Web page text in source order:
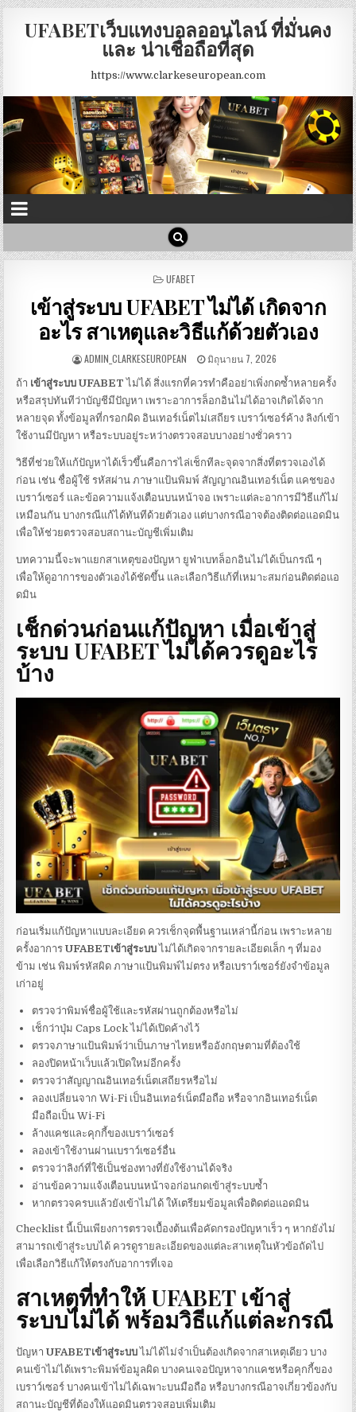
UFABETเว็บแทงบอลออนไลน์ ที่มั่นคง
และ น่าเชื่อถือที่สุด
https://www.clarkeseuropean.com
POSTED
UFABET
เข้าสู่ระบบ UFABET ไม่ได้ เกิดจาก
อะไร สาเหตุและวิธีแก้ด้วยตัวเอง
ADMIN_CLARKESEUROPEAN มิถุนายน 7, 2026
ถ้า เข้าสู่ระบบ UFABET ไม่ได้ สิ่งแรกที่ควรทำคืออย่าเพิ่งกดซ้ำหลายครั้ง
หรือสรุปทันทีว่าบัญชีมีปัญหา เพราะอาการล็อกอินไม่ได้อาจเกิดได้จาก
หลายจุด ทั้งข้อมูลที่กรอกผิด อินเทอร์เน็ตไม่เสถียร เบราว์เซอร์ค้าง ลิงก์เข้า
ใช้งานมีปัญหา หรือระบบอยู่ระหว่างตรวจสอบบางอย่างชั่วคราว
วิธีที่ช่วยให้แก้ปัญหาได้เร็วขึ้นคือการไล่เช็กทีละจุดจากสิ่งที่ตรวจเองได้
ก่อน เช่น ชื่อผู้ใช้ รหัสผ่าน ภาษาแป้นพิมพ์ สัญญาณอินเทอร์เน็ต แคชของ
เบราว์เซอร์ และข้อความแจ้งเตือนบนหน้าจอ เพราะแต่ละอาการมีวิธีแก้ไม่
เหมือนกัน บางกรณีแก้ได้ทันทีด้วยตัวเอง แต่บางกรณีอาจต้องติดต่อแอดมิน
เพื่อให้ช่วยตรวจสอบสถานะบัญชีเพิ่มเติม
บทความนี้จะพาแยกสาเหตุของปัญหา ยูฟ่าเบทล็อกอินไม่ได้เป็นกรณี ๆ
เพื่อให้ดูอาการของตัวเองได้ชัดขึ้น และเลือกวิธีแก้ที่เหมาะสมก่อนติดต่อแอ
ดมิน
เช็กด่วนก่อนแก้ปัญหา เมื่อเข้าสู่
ระบบ UFABETไม่ได้ควรดูอะไร
บ้าง
ก่อนเริ่มแก้ปัญหาแบบละเอียด ควรเช็กจุดพื้นฐานเหล่านี้ก่อน เพราะหลาย
ครั้งอาการUFABETเข้าสู่ระบบไม่ได้เกิดจากรายละเอียดเล็ก ๆ ที่มอง
ข้าม เช่น พิมพ์รหัสผิด ภาษาแป้นพิมพ์ไม่ตรง หรือเบราว์เซอร์ยังจำข้อมูล
เก่าอยู่
ตรวจว่าพิมพ์ชื่อผู้ใช้และรหัสผ่านถูกต้องหรือไม่
เช็กว่าปุ่ม Caps Lock ไม่ได้เปิดค้างไว้
ตรวจภาษาแป้นพิมพ์ว่าเป็นภาษาไทยหรืออังกฤษตามที่ต้องใช้
ลองปิดหน้าเว็บแล้วเปิดใหม่อีกครั้ง
ตรวจว่าสัญญาณอินเทอร์เน็ตเสถียรหรือไม่
ลองเปลี่ยนจาก Wi-Fi เป็นอินเทอร์เน็ตมือถือ หรือจากอินเทอร์เน็ต
มือถือเป็น Wi-Fi
ล้างแคชและคุกกี้ของเบราว์เซอร์
ลองเข้าใช้งานผ่านเบราว์เซอร์อื่น
ตรวจว่าลิงก์ที่ใช้เป็นช่องทางที่ยังใช้งานได้จริง
อ่านข้อความแจ้งเตือนบนหน้าจอก่อนกดเข้าสู่ระบบซ้ำ
หากตรวจครบแล้วยังเข้าไม่ได้ ให้เตรียมข้อมูลเพื่อติดต่อแอดมิน
Checklist นี้เป็นเพียงการตรวจเบื้องต้นเพื่อคัดกรองปัญหาเร็ว ๆ หากยังไม่
สามารถเข้าสู่ระบบได้ ควรดูรายละเอียดของแต่ละสาเหตุในหัวข้อถัดไป
เพื่อเลือกวิธีแก้ให้ตรงกับอาการที่เจอ
สาเหตุที่ทำให้ UFABET เข้าสู่
ระบบไม่ได้พร้อมวิธีแก้แต่ละกรณี
ปัญหาUFABETเข้าสู่ระบบไม่ได้ไม่จำเป็นต้องเกิดจากสาเหตุเดียว บาง
คนเข้าไม่ได้เพราะพิมพ์ข้อมูลผิด บางคนเจอปัญหาจากแคชหรือคุกกี้ของ
เบราว์เซอร์ บางคนเข้าไม่ได้เฉพาะบนมือถือ หรือบางกรณีอาจเกี่ยวข้องกับ
สถานะบัญชีที่ต้องให้แอดมินตรวจสอบเพิ่มเติม